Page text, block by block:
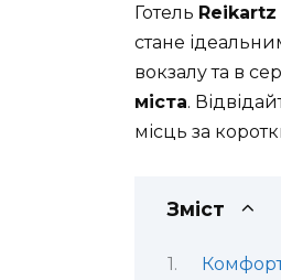
Готель
стане
вокзалу та в
міста.
місць за
Зміст